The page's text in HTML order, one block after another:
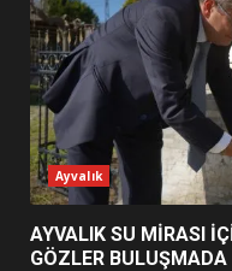
1
2
ESA
NEYİ
Ayvalık
AYVALIK SU MİRASI
GÖZLER BULUŞMADA